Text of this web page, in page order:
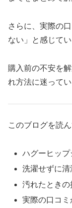
さらに、実際の
ない」と感じて
購入前の不安を
れ方法に迷って
このブログを読
ハグーヒッ
洗濯せずに
汚れたとき
実際の口コ